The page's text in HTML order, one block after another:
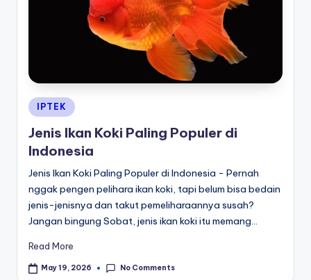
Posted
in
IPTEK
Jenis Ikan Koki Paling Populer di
Indonesia
Jenis Ikan Koki Paling Populer di Indonesia - Pernah
nggak pengen pelihara ikan koki, tapi belum bisa bedain
jenis-jenisnya dan takut pemeliharaannya susah?
Jangan bingung Sobat, jenis ikan koki itu memang…
Read More
May 19, 2026 No Comments